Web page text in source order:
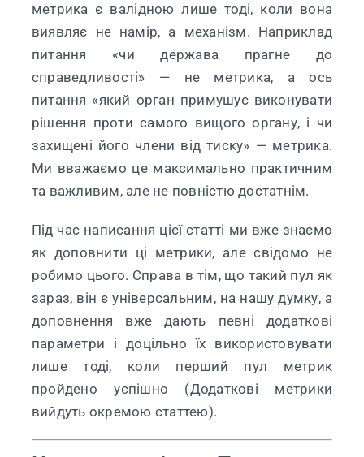
метрика є валідною лише тоді, коли вона
виявляє не намір, а механізм. Наприклад
питання «чи держава прагне до
справедливості» — не метрика, а ось
питання «який орган примушує виконувати
рішення проти самого вищого органу, і чи
захищені його члени від тиску» — метрика.
Ми вважаємо це максимально практичним
та важливим, але не повністю достатнім.
Під час написання цієї статті ми вже знаємо
як доповнити ці метрики, але свідомо не
робимо цього. Справа в тім, що такий пул як
зараз, він є універсальним, на нашу думку, а
доповнення вже дають певні додаткові
параметри і доцільно їх використовувати
лише тоді, коли перший пул метрик
пройдено успішно (Додаткові метрики
вийдуть окремою статтею).